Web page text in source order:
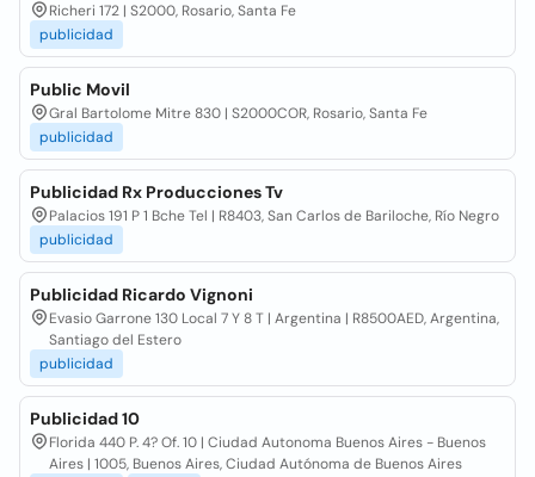
Richeri 172 | S2000, Rosario, Santa Fe
publicidad
Public Movil
Gral Bartolome Mitre 830 | S2000COR, Rosario, Santa Fe
publicidad
Publicidad Rx Producciones Tv
Palacios 191 P 1 Bche Tel | R8403, San Carlos de Bariloche, Río Negro
publicidad
Publicidad Ricardo Vignoni
Evasio Garrone 130 Local 7 Y 8 T | Argentina | R8500AED, Argentina,
Santiago del Estero
publicidad
Publicidad 10
Florida 440 P. 4? Of. 10 | Ciudad Autonoma Buenos Aires - Buenos
Aires | 1005, Buenos Aires, Ciudad Autónoma de Buenos Aires